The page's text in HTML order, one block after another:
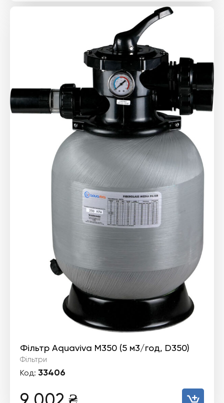
Фільтр Aquaviva M350 (5 м3/год, D350)
Фільтри
Код: 33406